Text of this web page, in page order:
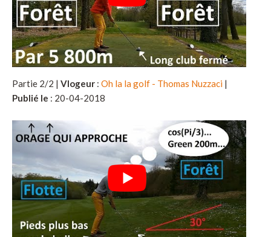
Partie 2/2 | Vlogeur : Oh la la golf - Thomas Nuzzaci |
Publié le : 20-04-2018